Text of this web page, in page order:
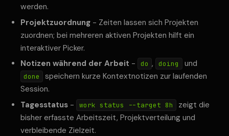
werden.
Projektzuordnung - Zeiten lassen sich Projekten
zuordnen; bei mehreren aktiven Projekten hilft ein
interaktiver Picker.
Notizen während der Arbeit - do , doing und
done
speichern kurze Kontextnotizen zur laufenden
Session.
Tagesstatus - work status --target 8h
zeigt die
bisher erfasste Arbeitszeit, Projektverteilung und
verbleibende Zielzeit.